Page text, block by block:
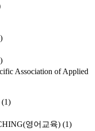
Association of Applied
(1)
영어교육) (1)